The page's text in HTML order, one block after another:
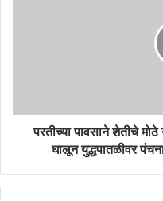
घालून
युद्धपातळीवर
परतीच्या पावसाने शेतीचे
घालून युद्धपातळीवर